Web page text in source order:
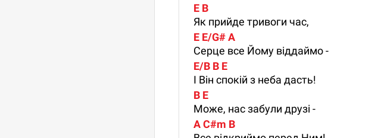
E B
Як прийде тривоги час,
E E/G# A
Серце все Йому віддаймо -
E/B B E
І Він спокій з неба дасть!
B E
Може, нас забули друзі -
A C#m B